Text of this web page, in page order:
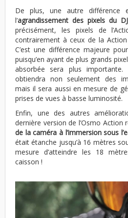
De plus, une autre différence
l’agrandissement des pixels du
précisément, les pixels de
contrairement à ceux de la
C’est une différence majeure
puisqu’en ayant de plus grands
absorbée sera plus
obtiendra non seulement des
mais il sera aussi en mesure de
prises de vues à basse luminosité.
Enfin, une des autres
dernière version de l’Osmo Action
de la caméra à l’immersion sous
était étanche jusqu’à 16 mètres
mesure d’atteindre les 18
caisson !